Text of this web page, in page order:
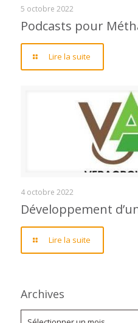
5 octobre 2022
Podcasts pour
Lire la suite
Développement
4 octobre 2022
Développement
Lire la suite
Archives